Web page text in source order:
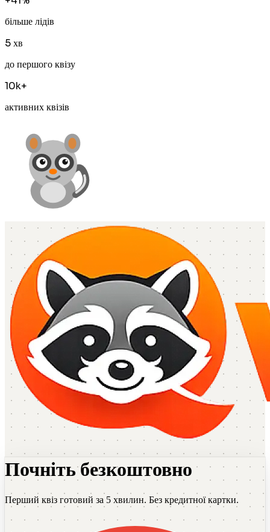
більше лідів
5 хв
до першого квізу
10k+
активних квізів
Почніть безкоштовно
Перший квіз готовий за 5 хвилин. Без кредитної картки.